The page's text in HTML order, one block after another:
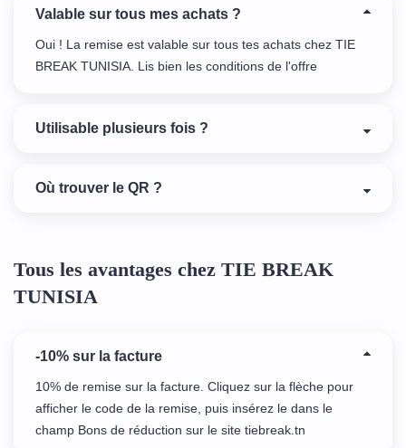
Valable sur tous mes achats ?
Oui ! La remise est valable sur tous tes achats chez TIE
BREAK TUNISIA. Lis bien les conditions de l'offre
Utilisable plusieurs fois ?
Où trouver le QR ?
Tous les avantages chez TIE BREAK
TUNISIA
-10% sur la facture
10% de remise sur la facture. Cliquez sur la flèche pour
afficher le code de la remise, puis insérez le dans le
champ Bons de réduction sur le site tiebreak.tn